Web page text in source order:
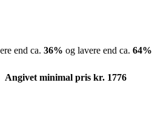
end ca. 36% og lavere end ca. 64%
Angivet minimal pris kr. 1776